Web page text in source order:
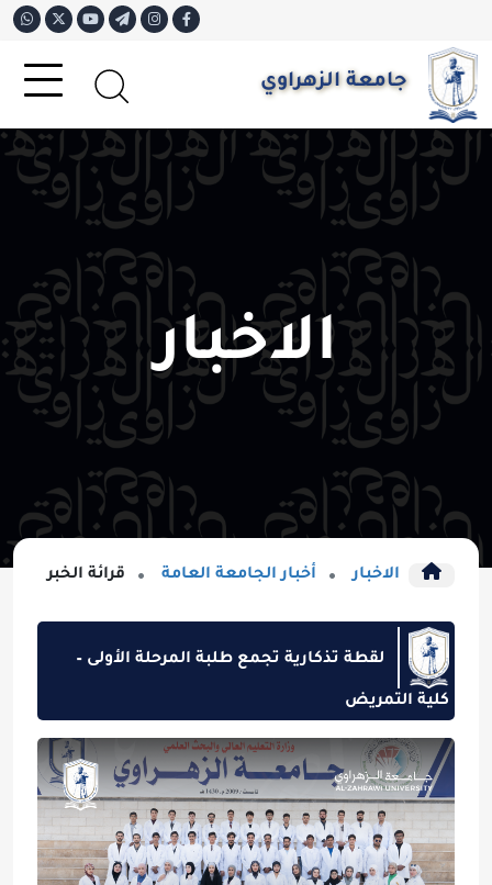
جامعة الزهراوي
الاخبار
الاخبار أخبار الجامعة العامة قرائة الخبر
لقطة تذكارية تجمع طلبة المرحلة الأولى –
كلية التمريض